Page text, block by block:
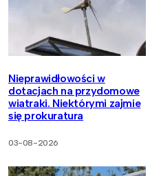
Nieprawidłowości w
dotacjach na przydomowe
wiatraki. Niektórymi zajmie
się prokuratura
03-08-2026